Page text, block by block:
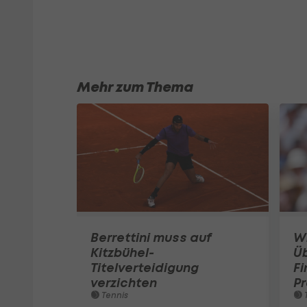
Mehr zum Thema
Berrettini muss auf
Kitzbühel-
Titelverteidigung
verzichten
Tennis